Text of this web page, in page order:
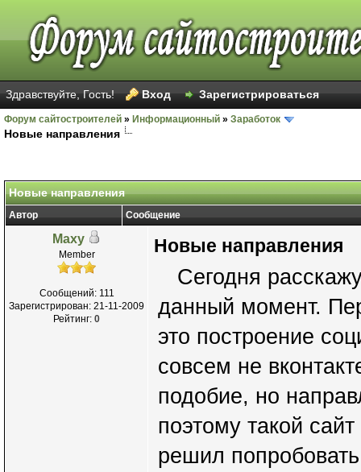
Здравствуйте, Гость! Вход Зарегистрироваться
Форум сайтостроителей » Информационный » Заработок
Новые направления
Новые направления
Автор Сообщение
Maxy
Member
Сообщений: 111
Зарегистрирован: 21-11-2009
Рейтинг: 0
Новые направления
Сегодня
данный момент.
это построение
совсем не
подобие, но
поэтому такой
решил